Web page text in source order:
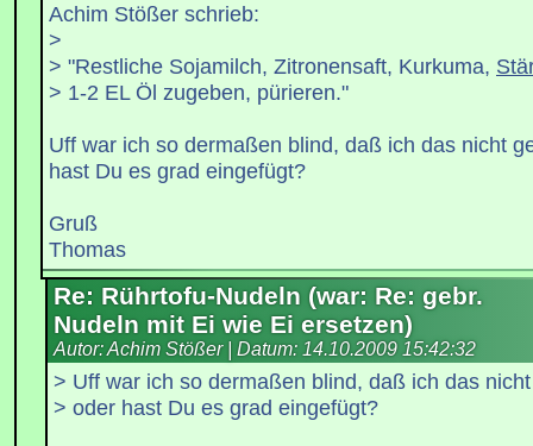
Achim Stößer schrieb:
>
> "Restliche Sojamilch, Zitronensaft, Kurkuma,
> 1-2 EL Öl zugeben, pürieren."
Uff war ich so dermaßen blind, daß ich das nicht
hast Du es grad eingefügt?
Gruß
Thomas
Re: Rührtofu-Nudeln (war: Re: gebr.
Nudeln mit Ei wie Ei ersetzen)
Autor: Achim Stößer | Datum: 14.10.2009 15:42:32
> Uff war ich so dermaßen blind, daß ich das
> oder hast Du es grad eingefügt?